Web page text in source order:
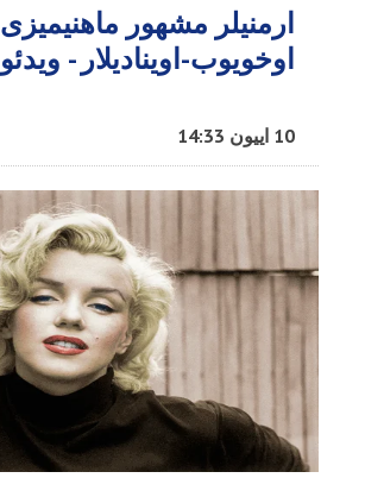
ارمنیلر مشهور ماهنیمیزی
اوخویوب-اوینادیلار - ویدئو
10 اییون 14:33